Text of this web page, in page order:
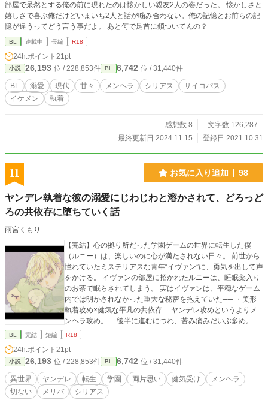
部屋で呆然とする俺の前に現れたのは懐かしい親友2人の姿だった。 懐かしさと
嬉しさで喜ぶ俺だけどいまいち2人と話が噛み合わない。俺の記憶とお前らの記
憶が違うってどう言う事だよ。 あと何で足首に鎖ついてんの？
BL 連載中 長編 R18
24h.ポイント 21pt
小説 26,193 位 / 228,853件 BL 6,742 位 / 31,440件
BL 溺愛 現代 甘々 メンヘラ シリアス
サイコパス
イケメン
執着
感想数 8
文字数 126,287
最終更新日 2024.11.15
登録日 2021.10.31
11 お気に入り追加 98
ヤンデレ執着な彼の溺愛にじわじわと溶かされて、どろっど
ろの共依存に堕ちていく話
雨宮くもり
【完結】心の拠り所だった学園ゲームの世界に転生した僕
（ルニー）は、楽しいのに心が満たされない日々。 前世から
憧れていたミステリアスな青年“イヴァン”に、勇気を出して声
をかける。 イヴァンの部屋に招かれたルニーは、睡眠薬入り
のお茶で眠らされてしまう。 実はイヴァンは、平穏なゲーム
内では明かされなかった重大な秘密を抱えていた── ・美形
執着攻め×健気な平凡の共依存 ヤンデレ攻めというよりメ
ンヘラ攻め。 後半に進むにつれ、苦み痛みだいぶ多め。暴
力、自傷、嘔吐、行為強制の要素あり。 ・R18向けな描写の
ので後から追加公開しています（申し訳ありません） ・メリ
バ耐性のある方だけにオススメします。 表紙イラスト・トワ
ツギさん
BL 完結 短編 R18
24h.ポイント 21pt
小説 26,193 位 / 228,853件 BL 6,742 位 / 31,440件
異世界 ヤンデレ 転生 学園 両片思い 健気受け
メンヘラ
切ない
メリバ シリアス